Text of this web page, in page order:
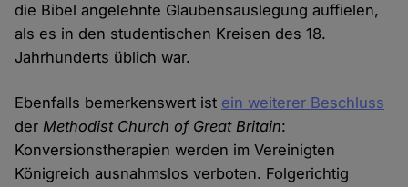
die Bibel angelehnte Glaubensauslegung auffielen,
als es in den studentischen Kreisen des 18.
Jahrhunderts üblich war.
Ebenfalls bemerkenswert ist ein weiterer Beschluss
derMethodist Church of Great Britain:
Konversionstherapien werden im Vereinigten
Königreich ausnahmslos verboten. Folgerichtig